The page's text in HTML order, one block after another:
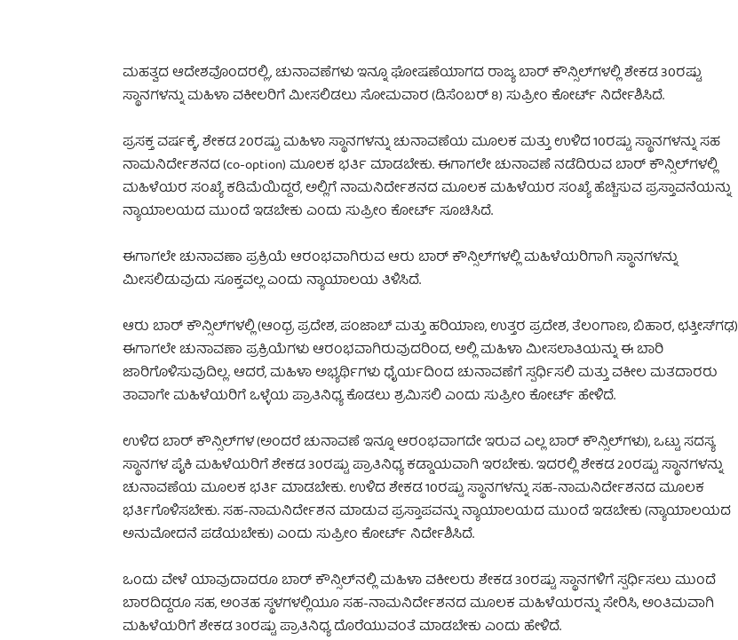
ಮಹತ್ವದ ಆದೇಶವೊಂದರಲ್ಲಿ, ಚುನಾವಣೆಗಳು ಇನ್ನೂ ಘೋಷಣೆಯಾಗದ ರಾಜ್ಯ ಬಾರ್ ಕೌನ್ಸಿಲ್‌ಗಳಲ್ಲಿ ಶೇಕಡ 30ರಷ್ಟು
ಸ್ಥಾನಗಳನ್ನು ಮಹಿಳಾ ವಕೀಲರಿಗೆ ಮೀಸಲಿಡಲು ಸೋಮವಾರ (ಡಿಸೆಂಬರ್ 8) ಸುಪ್ರೀಂ ಕೋರ್ಟ್ ನಿರ್ದೇಶಿಸಿದೆ.
ಪ್ರಸಕ್ತ ವರ್ಷಕ್ಕೆ, ಶೇಕಡ 20ರಷ್ಟು ಮಹಿಳಾ ಸ್ಥಾನಗಳನ್ನು ಚುನಾವಣೆಯ ಮೂಲಕ ಮತ್ತು ಉಳಿದ 10ರಷ್ಟು ಸ್ಥಾನಗಳನ್ನು ಸಹ
ನಾಮನಿರ್ದೇಶನದ (co-option) ಮೂಲಕ ಭರ್ತಿ ಮಾಡಬೇಕು. ಈಗಾಗಲೇ ಚುನಾವಣೆ ನಡೆದಿರುವ ಬಾರ್ ಕೌನ್ಸಿಲ್‌ಗಳಲ್ಲಿ
ಮಹಿಳೆಯರ ಸಂಖ್ಯೆ ಕಡಿಮೆಯಿದ್ದರೆ, ಅಲ್ಲಿಗೆ ನಾಮನಿರ್ದೇಶನದ ಮೂಲಕ ಮಹಿಳೆಯರ ಸಂಖ್ಯೆ ಹೆಚ್ಚಿಸುವ ಪ್ರಸ್ತಾವನೆಯನ್ನು
ನ್ಯಾಯಾಲಯದ ಮುಂದೆ ಇಡಬೇಕು ಎಂದು ಸುಪ್ರೀಂ ಕೋರ್ಟ್ ಸೂಚಿಸಿದೆ.
ಈಗಾಗಲೇ ಚುನಾವಣಾ ಪ್ರಕ್ರಿಯೆ ಆರಂಭವಾಗಿರುವ ಆರು ಬಾರ್ ಕೌನ್ಸಿಲ್‌ಗಳಲ್ಲಿ ಮಹಿಳೆಯರಿಗಾಗಿ ಸ್ಥಾನಗಳನ್ನು
ಮೀಸಲಿಡುವುದು ಸೂಕ್ತವಲ್ಲ ಎಂದು ನ್ಯಾಯಾಲಯ ತಿಳಿಸಿದೆ.
ಆರು ಬಾರ್ ಕೌನ್ಸಿಲ್‌ಗಳಲ್ಲಿ (ಆಂಧ್ರ ಪ್ರದೇಶ, ಪಂಜಾಬ್ ಮತ್ತು ಹರಿಯಾಣ, ಉತ್ತರ ಪ್ರದೇಶ, ತೆಲಂಗಾಣ, ಬಿಹಾರ, ಛತ್ತೀಸ್‌ಗಢ)
ಈಗಾಗಲೇ ಚುನಾವಣಾ ಪ್ರಕ್ರಿಯೆಗಳು ಆರಂಭವಾಗಿರುವುದರಿಂದ, ಅಲ್ಲಿ ಮಹಿಳಾ ಮೀಸಲಾತಿಯನ್ನು ಈ ಬಾರಿ
ಜಾರಿಗೊಳಿಸುವುದಿಲ್ಲ. ಆದರೆ, ಮಹಿಳಾ ಅಭ್ಯರ್ಥಿಗಳು ಧೈರ್ಯದಿಂದ ಚುನಾವಣೆಗೆ ಸ್ಪರ್ಧಿಸಲಿ ಮತ್ತು ವಕೀಲ ಮತದಾರರು
ತಾವಾಗೇ ಮಹಿಳೆಯರಿಗೆ ಒಳ್ಳೆಯ ಪ್ರಾತಿನಿಧ್ಯ ಕೊಡಲು ಶ್ರಮಿಸಲಿ ಎಂದು ಸುಪ್ರೀಂ ಕೋರ್ಟ್ ಹೇಳಿದೆ.
ಉಳಿದ ಬಾರ್ ಕೌನ್ಸಿಲ್‌ಗಳ (ಅಂದರೆ ಚುನಾವಣೆ ಇನ್ನೂ ಆರಂಭವಾಗದೇ ಇರುವ ಎಲ್ಲ ಬಾರ್ ಕೌನ್ಸಿಲ್‌ಗಳು), ಒಟ್ಟು ಸದಸ್ಯ
ಸ್ಥಾನಗಳ ಪೈಕಿ ಮಹಿಳೆಯರಿಗೆ ಶೇಕಡ 30ರಷ್ಟು ಪ್ರಾತಿನಿಧ್ಯ ಕಡ್ಡಾಯವಾಗಿ ಇರಬೇಕು. ಇದರಲ್ಲಿ ಶೇಕಡ 20ರಷ್ಟು ಸ್ಥಾನಗಳನ್ನು
ಚುನಾವಣೆಯ ಮೂಲಕ ಭರ್ತಿ ಮಾಡಬೇಕು. ಉಳಿದ ಶೇಕಡ 10ರಷ್ಟು ಸ್ಥಾನಗಳನ್ನು ಸಹ-ನಾಮನಿರ್ದೇಶನದ ಮೂಲಕ
ಭರ್ತಿಗೊಳಿಸಬೇಕು. ಸಹ-ನಾಮನಿರ್ದೇಶನ ಮಾಡುವ ಪ್ರಸ್ತಾಪವನ್ನು ನ್ಯಾಯಾಲಯದ ಮುಂದೆ ಇಡಬೇಕು (ನ್ಯಾಯಾಲಯದ
ಅನುಮೋದನೆ ಪಡೆಯಬೇಕು) ಎಂದು ಸುಪ್ರೀಂ ಕೋರ್ಟ್ ನಿರ್ದೇಶಿಸಿದೆ.
ಒಂದು ವೇಳೆ ಯಾವುದಾದರೂ ಬಾರ್ ಕೌನ್ಸಿಲ್‌ನಲ್ಲಿ ಮಹಿಳಾ ವಕೀಲರು ಶೇಕಡ 30ರಷ್ಟು ಸ್ಥಾನಗಳಿಗೆ ಸ್ಪರ್ಧಿಸಲು ಮುಂದೆ
ಬಾರದಿದ್ದರೂ ಸಹ, ಅಂತಹ ಸ್ಥಳಗಳಲ್ಲಿಯೂ ಸಹ-ನಾಮನಿರ್ದೇಶನದ ಮೂಲಕ ಮಹಿಳೆಯರನ್ನು ಸೇರಿಸಿ, ಅಂತಿಮವಾಗಿ
ಮಹಿಳೆಯರಿಗೆ ಶೇಕಡ 30ರಷ್ಟು ಪ್ರಾತಿನಿಧ್ಯ ದೊರೆಯುವಂತೆ ಮಾಡಬೇಕು ಎಂದು ಹೇಳಿದೆ.